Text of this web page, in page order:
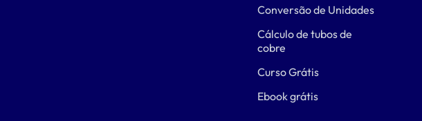
Conversão de Unidades
Cálculo de tubos de
cobre
Curso Grátis
Ebook grátis